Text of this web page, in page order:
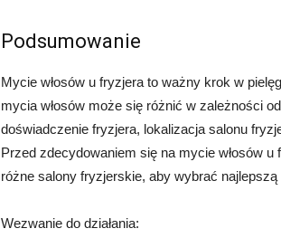
Podsumowanie
Mycie włosów u fryzjera to ważny krok w
mycia włosów może się różnić w zależności
doświadczenie fryzjera, lokalizacja salonu
Przed zdecydowaniem się na mycie włosów
różne salony fryzjerskie, aby wybrać najlepszą
Wezwanie do działania: